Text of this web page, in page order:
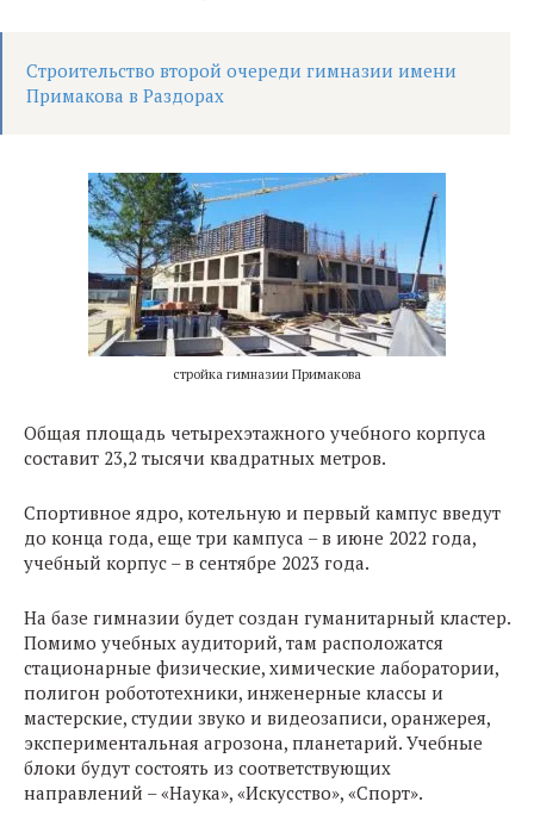
Строительство второй очереди гимназии имени
Примакова в Раздорах
стройка гимназии Примакова
Общая площадь четырехэтажного учебного корпуса
составит 23,2 тысячи квадратных метров.
Спортивное ядро, котельную и первый кампус введут
до конца года, еще три кампуса – в июне 2022 года,
учебный корпус – в сентябре 2023 года.
На базе гимназии будет создан гуманитарный кластер.
Помимо учебных аудиторий, там расположатся
стационарные физические, химические лаборатории,
полигон робототехники, инженерные классы и
мастерские, студии звуко и видеозаписи, оранжерея,
экспериментальная агрозона, планетарий. Учебные
блоки будут состоять из соответствующих
направлений – «Наука», «Искусство», «Спорт».